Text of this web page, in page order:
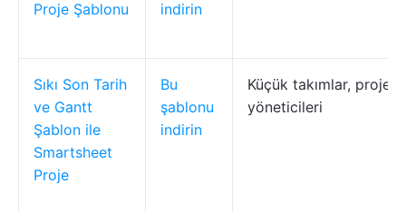
Proje Şablonu
indirin
Sıkı Son Tarih
ve Gantt
Şablon ile
Smartsheet
Proje
Bu
şablonu
indirin
Küçük takımlar, proje
yöneticileri